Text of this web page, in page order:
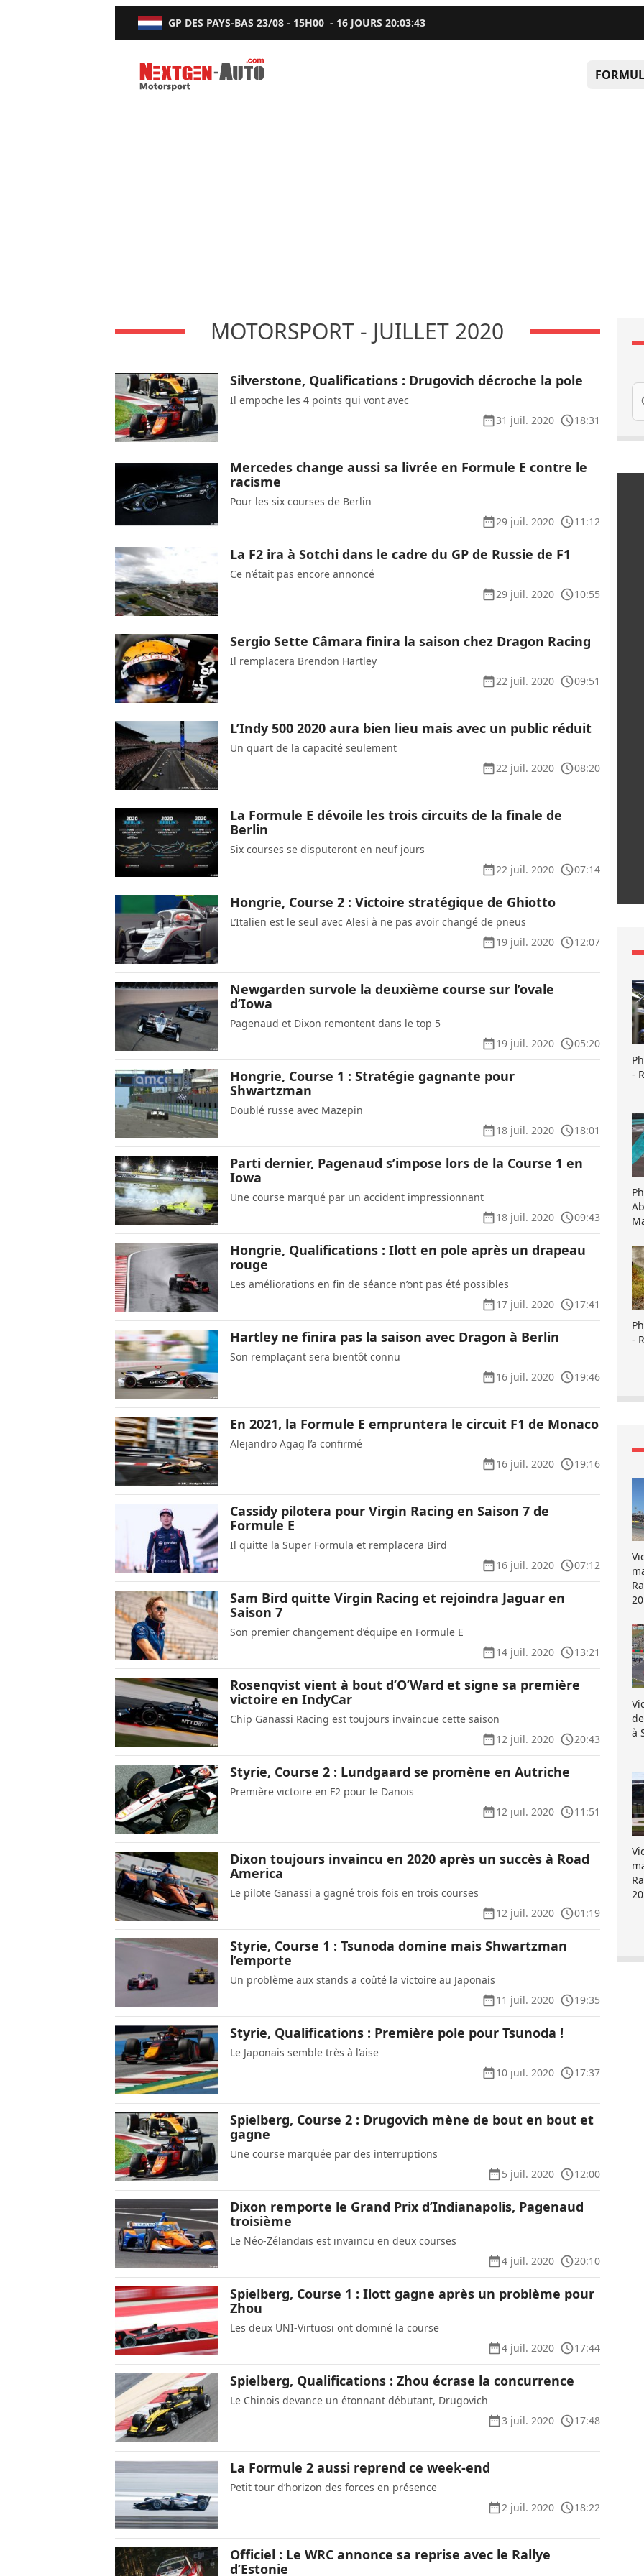
GP DES PAYS-BAS 23/08 - 15H00 - 16 JOURS20:03:43
Nextgen-Auto.com
MOTORSPORT - JUILLET 2020
Silverstone, Qualifications : Drugovich décroche la pole
Il empoche les 4 points qui vont avec
31 juil. 2020
18:31
Mercedes change aussi sa livrée en Formule E contre le
racisme
Pour les six courses de Berlin
29 juil. 2020
11:12
La F2 ira à Sotchi dans le cadre du GP de Russie de F1
Ce n’était pas encore annoncé
29 juil. 2020
10:55
Sergio Sette Câmara finira la saison chez Dragon Racing
Il remplacera Brendon Hartley
22 juil. 2020
09:51
L’Indy 500 2020 aura bien lieu mais avec un public réduit
Un quart de la capacité seulement
22 juil. 2020
08:20
La Formule E dévoile les trois circuits de la finale de
Berlin
Six courses se disputeront en neuf jours
22 juil. 2020
07:14
Hongrie, Course 2 : Victoire stratégique de Ghiotto
L’Italien est le seul avec Alesi à ne pas avoir changé de pneus
19 juil. 2020
12:07
Newgarden survole la deuxième course sur l’ovale
d’Iowa
Pagenaud et Dixon remontent dans le top 5
19 juil. 2020
05:20
Hongrie, Course 1 : Stratégie gagnante pour
Shwartzman
Doublé russe avec Mazepin
18 juil. 2020
18:01
Parti dernier, Pagenaud s’impose lors de la Course 1 en
Iowa
Une course marqué par un accident impressionnant
18 juil. 2020
09:43
Hongrie, Qualifications : Ilott en pole après un drapeau
rouge
Les améliorations en fin de séance n’ont pas été possibles
17 juil. 2020
17:41
Hartley ne finira pas la saison avec Dragon à Berlin
Son remplaçant sera bientôt connu
16 juil. 2020
19:46
En 2021, la Formule E empruntera le circuit F1 de Monaco
Alejandro Agag l’a confirmé
16 juil. 2020
19:16
Cassidy pilotera pour Virgin Racing en Saison 7 de
Formule E
Il quitte la Super Formula et remplacera Bird
16 juil. 2020
07:12
Sam Bird quitte Virgin Racing et rejoindra Jaguar en
Saison 7
Son premier changement d’équipe en Formule E
14 juil. 2020
13:21
Rosenqvist vient à bout d’O’Ward et signe sa première
victoire en IndyCar
Chip Ganassi Racing est toujours invaincue cette saison
12 juil. 2020
20:43
Styrie, Course 2 : Lundgaard se promène en Autriche
Première victoire en F2 pour le Danois
12 juil. 2020
11:51
Dixon toujours invaincu en 2020 après un succès à Road
America
Le pilote Ganassi a gagné trois fois en trois courses
12 juil. 2020
01:19
Styrie, Course 1 : Tsunoda domine mais Shwartzman
l’emporte
Un problème aux stands a coûté la victoire au Japonais
11 juil. 2020
19:35
Styrie, Qualifications : Première pole pour Tsunoda !
Le Japonais semble très à l’aise
10 juil. 2020
17:37
Spielberg, Course 2 : Drugovich mène de bout en bout et
gagne
Une course marquée par des interruptions
5 juil. 2020
12:00
Dixon remporte le Grand Prix d’Indianapolis, Pagenaud
troisième
Le Néo-Zélandais est invaincu en deux courses
4 juil. 2020
20:10
Spielberg, Course 1 : Ilott gagne après un problème pour
Zhou
Les deux UNI-Virtuosi ont dominé la course
4 juil. 2020
17:44
Spielberg, Qualifications : Zhou écrase la concurrence
Le Chinois devance un étonnant débutant, Drugovich
3 juil. 2020
17:48
La Formule 2 aussi reprend ce week-end
Petit tour d’horizon des forces en présence
2 juil. 2020
18:22
Officiel : Le WRC annonce sa reprise avec le Rallye
d’Estonie
-
-
à